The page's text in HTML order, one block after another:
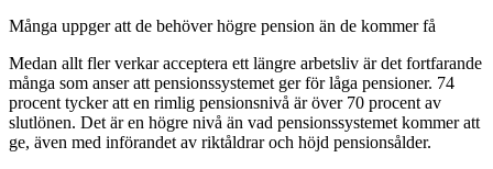
Många uppger att de behöver högre pension än de kommer få
Medan allt fler verkar acceptera ett längre arbetsliv är det fortfarande
många som anser att pensionssystemet ger för låga pensioner. 74
procent tycker att en rimlig pensionsnivå är över 70 procent av
slutlönen. Det är en högre nivå än vad pensionssystemet kommer att
ge, även med införandet av riktåldrar och höjd pensionsålder.